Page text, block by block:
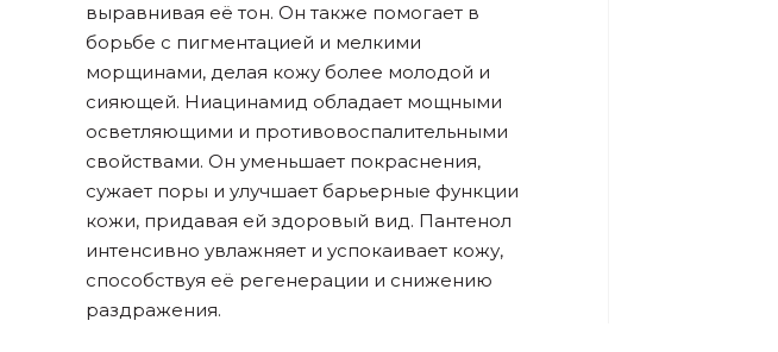
выравнивая её тон. Он также помогает в
борьбе с пигментацией и мелкими
морщинами, делая кожу более молодой и
сияющей. Ниацинамид обладает мощными
осветляющими и противовоспалительными
свойствами. Он уменьшает покраснения,
сужает поры и улучшает барьерные функции
кожи, придавая ей здоровый вид. Пантенол
интенсивно увлажняет и успокаивает кожу,
способствуя её регенерации и снижению
раздражения.